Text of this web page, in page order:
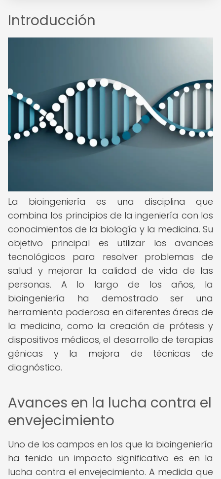
Introducción
La bioingeniería es una disciplina que
combina los principios de la ingeniería con los
conocimientos de la biología y la medicina. Su
objetivo principal es utilizar los avances
tecnológicos para resolver problemas de
salud y mejorar la calidad de vida de las
personas. A lo largo de los años, la
bioingeniería ha demostrado ser una
herramienta poderosa en diferentes áreas de
la medicina, como la creación de prótesis y
dispositivos médicos, el desarrollo de terapias
génicas y la mejora de técnicas de
diagnóstico.
Avances en la lucha contra el
envejecimiento
Uno de los campos en los que la bioingeniería
ha tenido un impacto significativo es en la
lucha contra el envejecimiento. A medida que